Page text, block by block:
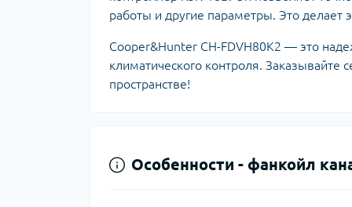
работы и другие параметры. Это
Cooper&Hunter CH-FDVH80K2 — это
климатического контроля.
пространстве!
Особенности - фанкойл